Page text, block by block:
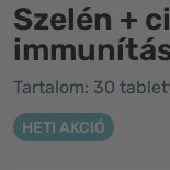
Szelén +
Tartalom: 30
HETI AKCIÓ